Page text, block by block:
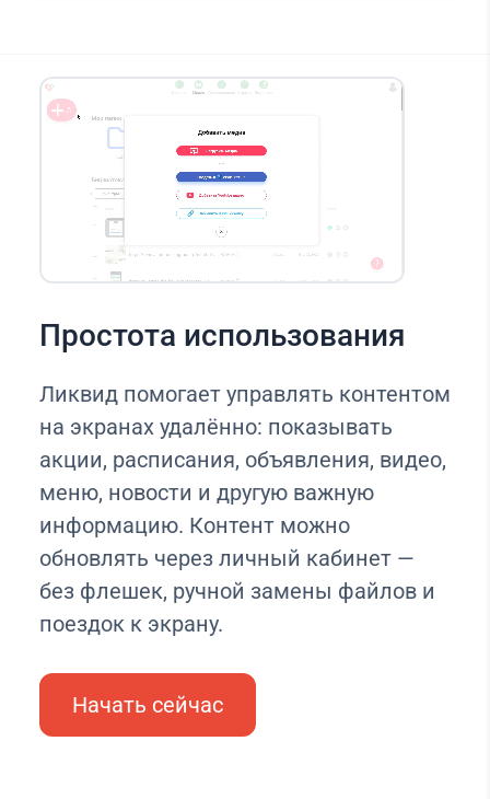
Простота использования
Ликвид помогает управлять контентом
на экранах удалённо: показывать
акции, расписания, объявления, видео,
меню, новости и другую важную
информацию. Контент можно
обновлять через личный кабинет —
без флешек, ручной замены файлов и
поездок к экрану.
Начать сейчас